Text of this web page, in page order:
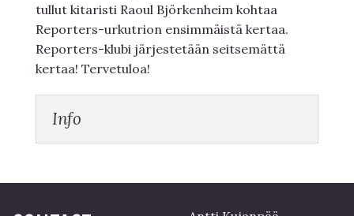
tullut kitaristi Raoul Björkenheim kohtaa
Reporters-urkutrion ensimmäistä kertaa.
Reporters-klubi järjestetään seitsemättä
kertaa! Tervetuloa!
Info